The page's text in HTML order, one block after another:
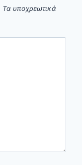
Τα υποχρεωτικά